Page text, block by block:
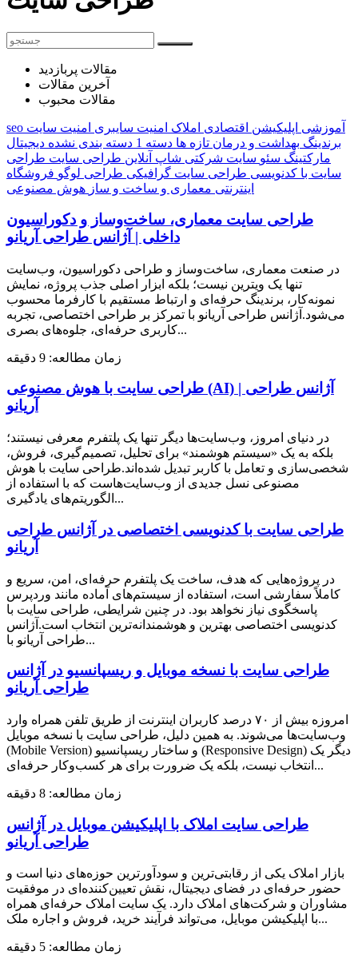
مقالات پربازدید
آخرین مقالات
مقالات محبوب
seo آموزشی اپلیکیشن اقتصادی املاک امنیت سایبری امنیت سایت
برندینگ بهداشت و درمان تازه ها دسته 1 دسته بندی نشده دیجیتال
مارکتینگ سئو سایت شرکتی شاپ آنلاین طراحی سایت طراحی
سایت با کدنویسی طراحی سایت گرافیکی طراحی لوگو فروشگاه
اینترنتی معماری و ساخت و ساز هوش مصنوعی
طراحی سایت معماری، ساخت‌وساز و دکوراسیون
داخلی | آژانس طراحی آریانو
در صنعت معماری، ساخت‌وساز و طراحی دکوراسیون، وب‌سایت
تنها یک ویترین نیست؛ بلکه ابزار اصلی جذب پروژه، نمایش
نمونه‌کار، برندینگ حرفه‌ای و ارتباط مستقیم با کارفرما محسوب
می‌شود.آژانس طراحی آریانو با تمرکز بر طراحی اختصاصی، تجربه
کاربری حرفه‌ای، جلوه‌های بصری...
زمان مطالعه: 9 دقیقه
طراحی سایت با هوش مصنوعی (AI) | آژانس طراحی
آریانو
در دنیای امروز، وب‌سایت‌ها دیگر تنها یک پلتفرم معرفی نیستند؛
بلکه به یک «سیستم هوشمند» برای تحلیل، تصمیم‌گیری، فروش،
شخصی‌سازی و تعامل با کاربر تبدیل شده‌اند.طراحی سایت با هوش
مصنوعی نسل جدیدی از وب‌سایت‌هاست که با استفاده از
الگوریتم‌های یادگیری...
طراحی سایت با کدنویسی اختصاصی در آژانس طراحی
آریانو
در پروژه‌هایی که هدف، ساخت یک پلتفرم حرفه‌ای، امن، سریع و
کاملاً سفارشی است، استفاده از سیستم‌های آماده مانند وردپرس
پاسخگوی نیاز نخواهد بود. در چنین شرایطی، طراحی سایت با
کدنویسی اختصاصی بهترین و هوشمندانه‌ترین انتخاب است.آژانس
طراحی آریانو با...
طراحی سایت با نسخه موبایل و ریسپانسیو در آژانس
طراحی آریانو
امروزه بیش از ۷۰ درصد کاربران اینترنت از طریق تلفن همراه وارد
وب‌سایت‌ها می‌شوند. به همین دلیل، طراحی سایت با نسخه موبایل
(Mobile Version) و ساختار ریسپانسیو (Responsive Design) دیگر یک
انتخاب نیست، بلکه یک ضرورت برای هر کسب‌وکار حرفه‌ای...
زمان مطالعه: 8 دقیقه
طراحی سایت املاک با اپلیکیشن موبایل در آژانس
طراحی آریانو
بازار املاک یکی از رقابتی‌ترین و سودآورترین حوزه‌های دنیا است و
حضور حرفه‌ای در فضای دیجیتال، نقش تعیین‌کننده‌ای در موفقیت
مشاوران و شرکت‌های املاک دارد. یک سایت املاک حرفه‌ای همراه
با اپلیکیشن موبایل، می‌تواند فرآیند خرید، فروش و اجاره ملک...
زمان مطالعه: 5 دقیقه